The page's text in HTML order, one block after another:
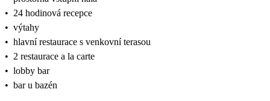
• 24 hodinová recepce
• výtahy
• hlavní restaurace s venkovní terasou
• 2 restaurace a la carte
• lobby bar
• bar u bazén